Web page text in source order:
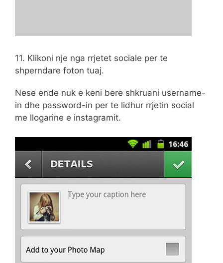
11. Klikoni nje nga rrjetet sociale per te
shperndare foton tuaj.
Nese ende nuk e keni bere shkruani username-
in dhe password-in per te lidhur rrjetin social
me llogarine e instagramit.